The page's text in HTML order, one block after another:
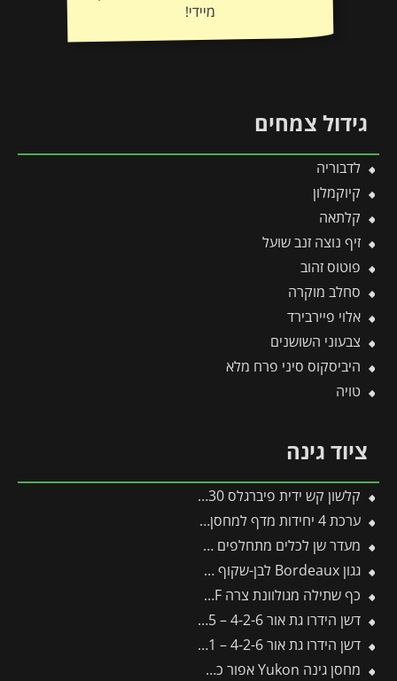
מיידי!
גידול צמחים
לדבוריה
קיוקמלון
קלתאה
זיף נוצה זנב שועל
פוטוס זהוב
סחלב מוקרה
אלוי פיירבירד
צבעוני השושנים
היביסקוס סיני פרח מלא
טויה
ציוד גינה
קלשון קש ידית פיברגלס J-230 -תבור
ערכת 4 יחידות מדף למחסן Yukon מבית פלרם – Canopia
מעדר שן לכלים מתחלפים פיסקארס
גגון Bordeaux לבן-שקוף 1.4X4.5 מבית פלרם – Canopia
כף שתילה מגולוונת צרה LU-P – WOLF
דשן הידרו גת אור 4-2-6 – 5 ליטר
דשן הידרו גת אור 4-2-6 – 1 ליטר
מחסן גינה Yukon אפור כהה 3.3X2.7 מבית פלרם – קנופיה